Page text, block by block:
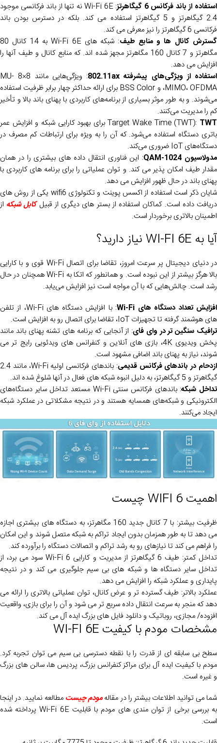
استفاده از باند فرکانس 6 گیگاهرتز
: Wi-Fi 6E نه تنها از باند فرکانسی موجود
2.4 گیگاهرتز و 5 گیگاهرتز استفاده می کند. بلکه در دسترس بودن باند
فرکانسی 6 گیگاهرتز را نیز معرفی می کند.
گسترش کانال ها و منابع طیف
: شبکه های Wi-Fi 6E به 14 کانال 80
مگاهرتز و 7 کانال 160 مگاهرتز مجهز شده اند. که منابع کانال و طیف آنها را
افزایش می دهد.
استفاده از ویژگی‌های پیشرفته 802.11ax
: ویژگی‌هایی مانند 8×8 MU-
MIMO، OFDMA، و BSS Color برای ارائه حداکثر چهار برابر ظرفیت استفاده
می‌شوند. و به طور موثر بسیاری از برنامه‌های کاربردی با پهنای باند بالا و تأخیر
کم را مدیریت می‌کنند.
Target Wake Time (TWT): TWT
برای بهبود کارایی شبکه و افزایش عمر
باتری دستگاه استفاده می‌شود. که آن را به ویژه برای ارتباطات کم مصرف در
دستگاه‌های IoT ضروری می‌کند.
مدولاسیون 1024-QAM
: این فناوری انتقال داده های بیشتری را در همان
مقدار طیف امکان پذیر می کند. و توان عملیاتی را برای برنامه های کاربردی با
پهنای باند در حال ظهور افزایش می دهد.
شایان ذکر است استفاده از اکسس پوینت و تکنولوژی wifi6 یکی از روش های
دریافت داده است. کماکان استفاده از بستر های دیگری از قبیلکابل شبکه از
اطمینان بالاتری برخوردار است.
آیا به WI-FI 6E نیاز دارید؟
در دنیای دیجیتال پر سرعت امروز، تقاضا برای اتصال Wi-Fi قوی و با کارایی
بالا هرگز بیشتر از این نبوده است. و همانطور که اتکا به Wi-Fi همچنان در حال
رشد است. چالش‌هایی که با آن مواجه است نیز افزایش می‌یابد.
افزایش تعداد دستگاه های Wi-Fi
: با افزایش دستگاه های Wi-Fi، از تلفن
های هوشمند گرفته تا تجهیزات IoT، تقاضا برای اتصال رو به افزایش است.
ترافیک سنگین تر در وای فای: از آنجایی که برنامه های تشنه پهنای باند مانند
پخش ویدیوی 4K، بازی های آنلاین و کنفرانس های ویدئویی رایج تر می
شوند، نیاز به پهنای باند اضافی مشهود است.
ازدحام در باندهای فرکانس قدیمی
: باندهای فرکانسی اولیه Wi-Fi، مانند 2.4
گیگاهرتز و 5 گیگاهرتز، به دلیل انبوه شبکه های فعال در آنها شلوغ شده اند.
تداخل شبکه
: باندهای فرکانس سنتی Wi-Fi مستعد تداخل سایر دستگاه‌های
الکترونیکی و شبکه‌های همسایه هستند و در نتیجه مشکلاتی در عملکرد شبکه
ایجاد می‌کنند.
اهمیت WIFI 6 چیست
ظرفیت بیشتر: با 7 کانال جدید 160 مگاهرتز، به دستگاه های بیشتری اجازه
می دهد تا به طور همزمان بدون ایجاد تراکم به شبکه متصل شوند و این امکان
را فراهم می کند تا نیازهای رو به رشد تراکم و اتصالات دستگاه را برآورده کند.
تداخل کمتر: طیف 6 گیگاهرتز از مدیریت و کارایی Wi-Fi 6 سود می برد، از
تداخل سایر دستگاه ها و شبکه های بی سیم جلوگیری می کند و در نتیجه
پایداری و عملکرد شبکه را افزایش می دهد.
عملکرد بالاتر: طیف گسترده تر و عرض کانال، توان عملیاتی بالاتری را ارائه می
دهد که منجر به سرعت انتقال داده سریع تر می شود و آن را برای بازی، واقعیت
افزوده/ مجازی، روباتیک و دانلود فایل های بزرگ ایده آل می کند.
مشخصات مودم با کیفیت WI-FI 6E
سطح بی سابقه ای از قدرت را با نقطه دسترسی بی سیم می توان تجربه کرد.
مودم با کیفیت ایده آل برای مراکز کنفرانس بزرگ، پردیس ها، سالن های بزرگ
و غیره است.
شما می توانید اطلاعات بیشتر را در مقالهمودم چیست مطالعه نمایید. در اینجا
به بررسی برخی از توان مندی های مودم با قابلیت Wi-Fi 6E پرداخته شده
است.